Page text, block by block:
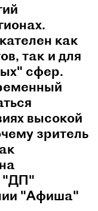
как
так и для
сфер.
высокой
зритель
"ДП"
"Афиша"